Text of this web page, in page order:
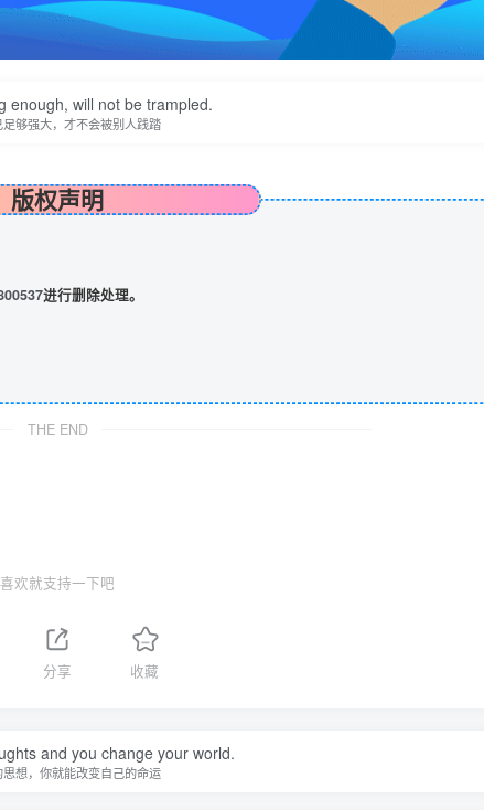
enough, will not be trampled.
足够强大，才不会被别人践踏
版权声明
进行删除处理。
THE END
喜欢就支持一下吧
分享 收藏
and you change your world.
思想，你就能改变自己的命运